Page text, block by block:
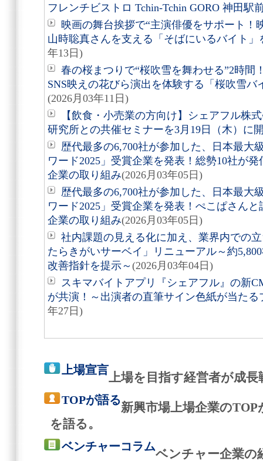
フレンチビストロ Tchin-Tchin GORO 神田駅
映画の舞台挨拶で“主演俳優をサポート！
山時聡真さんを支える「そばにいるバイト
年13日)
春の桜まつりで“桜吹雪を舞わせる”2時間
SNS映えの花びら演出を体験する「桜吹雪
(2026月03年11日)
【飲食・小売業の方向け】シェアフル株
研究所との共催セミナーを3月19日（木）に
歴代最多の6,700社が参加した、日本最大
ワード2025」受賞企業を発表！総勢10社が
企業の取り組み(2026月03年05日)
歴代最多の6,700社が参加した、日本最大
ワード2025」受賞企業を発表！ぺこぱさん
企業の取り組み(2026月03年05日)
社内課題の見える化に加え、業界内での
たらきがいサーベイ」リニューアル～約
改善指針を提示～ (2026月03年04日)
スキマバイトアプリ『シェアフル』の新
が共演！～出演者の直筆サイン色紙が当た
年27日)
上場宣言
上場を目指す経営者が成
TOPが語る
新興市場上場企業の
を語る。
ベンチャーコラム
ベンチャー企業の